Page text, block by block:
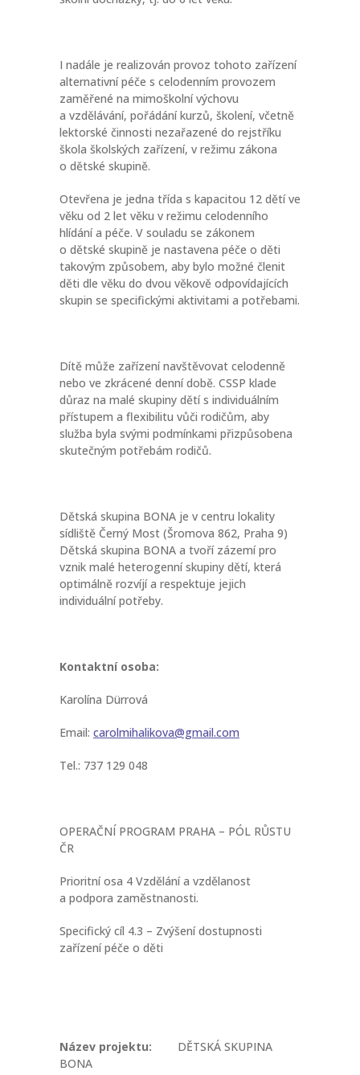
I nadále je realizován provoz tohoto zařízení
alternativní péče s celodenním provozem
zaměřené na mimoškolní výchovu
a vzdělávání, pořádání kurzů, školení, včetně
lektorské činnosti nezařazené do rejstříku
škola školských zařízení, v režimu zákona
o dětské skupině.
Otevřena je jedna třída s kapacitou 12 dětí ve
věku od 2 let věku v režimu celodenního
hlídání a péče. V souladu se zákonem
o dětské skupině je nastavena péče o děti
takovým způsobem, aby bylo možné členit
děti dle věku do dvou věkově odpovídajících
skupin se specifickými aktivitami a potřebami.
Dítě může zařízení navštěvovat celodenně
nebo ve zkrácené denní době. CSSP klade
důraz na malé skupiny dětí s individuálním
přístupem a flexibilitu vůči rodičům, aby
služba byla svými podmínkami přizpůsobena
skutečným potřebám rodičů.
Dětská skupina BONA je v centru lokality
sídliště Černý Most (Šromova 862, Praha 9)
Dětská skupina BONA a tvoří zázemí pro
vznik malé heterogenní skupiny dětí, která
optimálně rozvíjí a respektuje jejich
individuální potřeby.
Kontaktní osoba:
Karolína Dürrová
Email: carolmihalikova@gmail.com
Tel.: 737 129 048
OPERAČNÍ PROGRAM PRAHA – PÓL RŮSTU
ČR
Prioritní osa 4 Vzdělání a vzdělanost
a podpora zaměstnanosti.
Specifický cíl 4.3 – Zvýšení dostupnosti
zařízení péče o děti
Název projektu: DĚTSKÁ SKUPINA
BONA